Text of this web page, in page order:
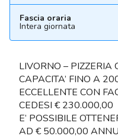
Fascia oraria
Intera giornata
LIVORNO – PIZZERIA
CAPACITA’ FINO A
ECCELLENTE CON
CEDESI € 230.000,00
E’ POSSIBILE
AD € 50.000,00